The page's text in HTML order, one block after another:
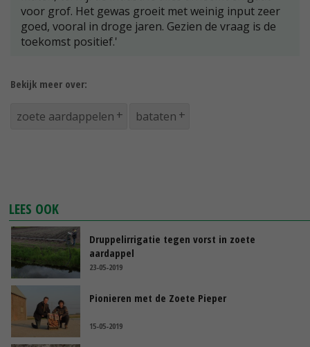
voor grof. Het gewas groeit met weinig input zeer
goed, vooral in droge jaren. Gezien de vraag is de
toekomst positief.'
Bekijk meer over:
zoete aardappelen bataten
LEES OOK
Druppelirrigatie tegen vorst in zoete
aardappel
23-05-2019
Pionieren met de Zoete Pieper
15-05-2019